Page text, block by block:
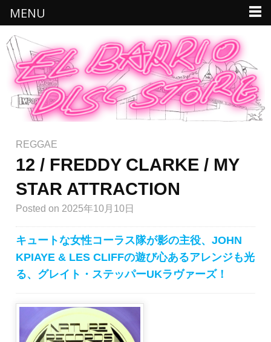
REGGAE
12 / FREDDY CLARKE / MY
STAR ATTRACTION
Posted on 2025年10月10日
キュートな女性コーラス隊が影の主役、JOHN
KPIAYE & LES CLIFFの遊び心あるアレンジも光
る、グレイト・ステッパーUKラヴァーズ！
MENU